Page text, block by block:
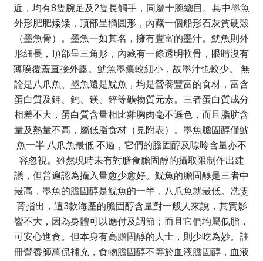
近，均有8隻腕足及2隻長觸手，同屬十腕總目。其中墨魚
外形肥肥矮矮，頂部呈橢圓形，內藏一個船形石灰質硬殼
（墨魚骨）。墨魚一如其名，擁有豐富的墨汁。魷魚則外
形細長，頂部呈三角形，內藏有一條透明軟骨，眼睛沒有
薄膜覆蓋直接外露。魷魚墨囊較細小，故墨汁也較少。 無
論是八爪魚、墨魚還是魷魚，均是營養豐富的食材，富含
蛋白質及鉀、鈣、鎂、鋅等礦物質元素。三者蛋白質成分
相差不大，蛋白質含量相比雞胸肉毫不遜色，而且脂肪含
量及熱量不高，屬低脂食材（見附表）。墨魚膽固醇僅魷
魚一半 八爪魚最低 不過，它們的膽固醇及嘌呤含量亦不
容忽視。雖然現時未有對膳食膽固醇的攝取限制作出建
議，但普遍認為攝入量愈少愈好。魷魚的膽固醇是三者中
最高，墨魚的膽固醇是魷魚的一半，八爪魚就最低。冼雯
菁指出，這3款海產的膽固醇含量對一般人來說，其實影
響不大，因為身體可以應付及調節；而且它們均屬低脂，
可安心進食。但本身有高膽固醇的人士，則少吃為妙。註
冊營養師萬侃補充，食物膽固醇不等於血液膽固醇，血液